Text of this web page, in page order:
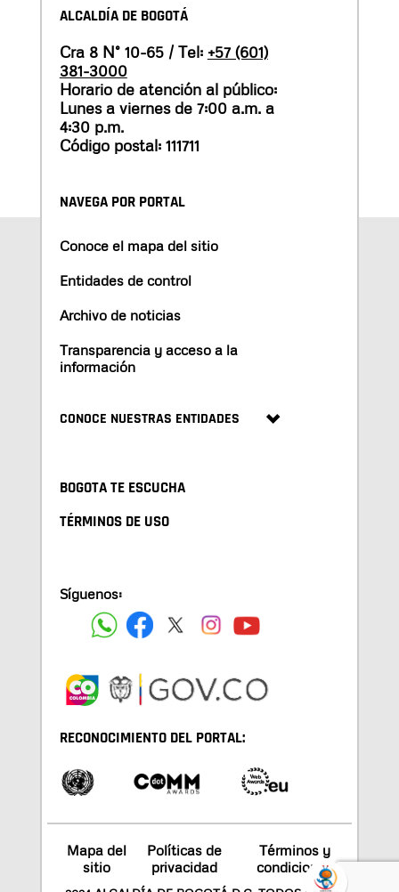
ALCALDÍA DE BOGOTÁ
Cra 8 N° 10-65 / Tel: +57 (601)
381-3000
Horario de atención al público:
Lunes a viernes de 7:00 a.m. a
4:30 p.m.
Código postal: 111711
NAVEGA POR PORTAL
Conoce el mapa del sitio
Entidades de control
Archivo de noticias
Transparencia y acceso a la
información
CONOCE NUESTRAS ENTIDADES
BOGOTA TE ESCUCHA
TÉRMINOS DE USO
Síguenos:
RECONOCIMIENTO DEL PORTAL:
Mapa del
sitio
Políticas de
privacidad
Términos y
condiciones